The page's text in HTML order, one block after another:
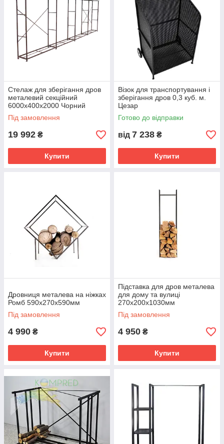
Стелаж для зберігання дров
металевий секційний
6000х400х2000 Чорний
Під замовлення
19 992 ₴
Купити
Візок для транспортування і
зберігання дров 0,3 куб. м.
Цезар
Готово до відправки
від 7 238 ₴
Купити
Дровниця металева на ніжках
Ромб 590х270х590мм
Під замовлення
4 990 ₴
Купити
Підставка для дров металева
для дому та вулиці
270х200х1030мм
Під замовлення
4 950 ₴
Купити